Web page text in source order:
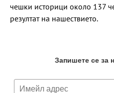
чешки историци около 137
резултат на нашествието.